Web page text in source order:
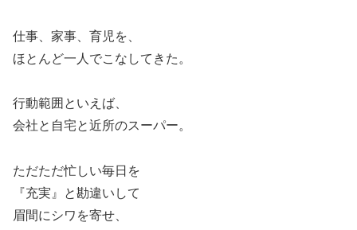
仕事、家事、育児を、
ほとんど一人でこなしてきた。
行動範囲といえば、
会社と自宅と近所のスーパー。
ただただ忙しい毎日を
『充実』と勘違いして
眉間にシワを寄せ、